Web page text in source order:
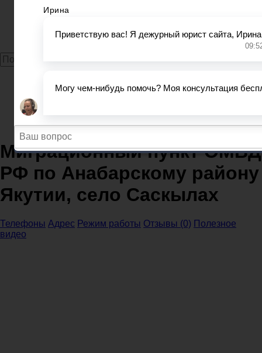
Судебные приставы
Задать вопрос юристу
Миграционные службы
Республика Саха (Якутия)
Миграционный пункт ОМВД РФ по Анабарскому
району Якутии, село Саскылах
Миграционный пункт ОМВД
РФ по Анабарскому району
Якутии, село Саскылах
Телефоны Адрес Режим работы Отзывы (0) Полезное
видео